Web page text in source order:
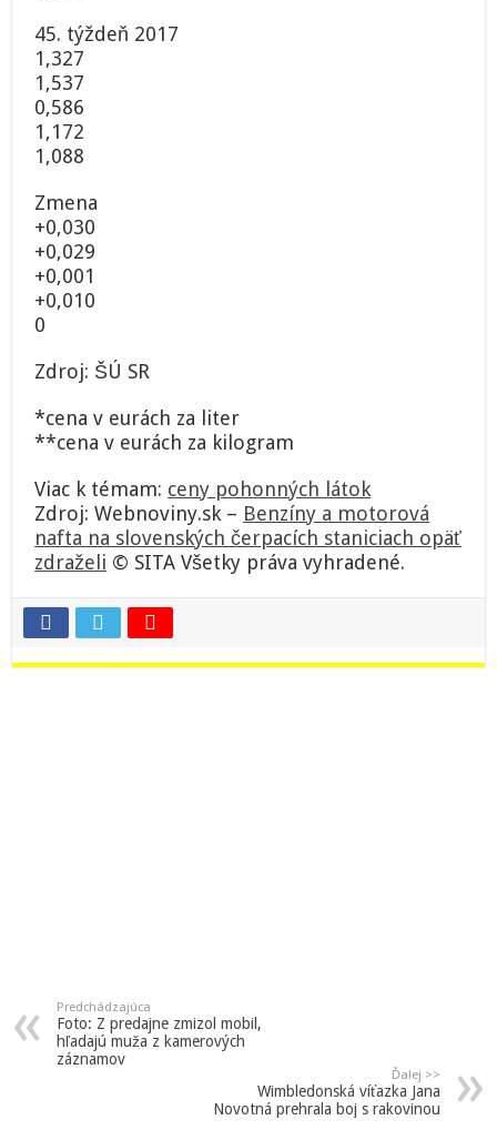
45. týždeň 2017
1,327
1,537
0,586
1,172
1,088
Zmena
+0,030
+0,029
+0,001
+0,010
0
Zdroj: ŠÚ SR
*cena v eurách za liter
**cena v eurách za kilogram
Viac k témam: ceny pohonných látok
Zdroj: Webnoviny.sk – Benzíny a motorová
nafta na slovenských čerpacích staniciach opäť
zdraželi © SITA Všetky práva vyhradené.
Predchádzajúca
Foto: Z predajne zmizol mobil,
hľadajú muža z kamerových
záznamov
Ďalej >>
Wimbledonská víťazka Jana
Novotná prehrala boj s rakovinou